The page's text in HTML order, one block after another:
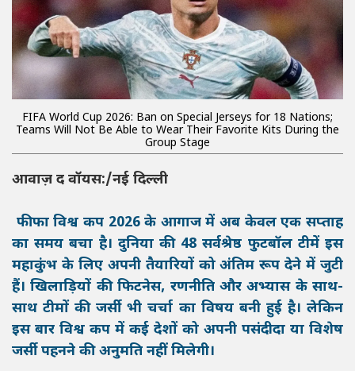
FIFA World Cup 2026: Ban on Special Jerseys for 18 Nations;
Teams Will Not Be Able to Wear Their Favorite Kits During the
Group Stage
आवाज़ द वॉयस:/नई दिल्ली
फीफा विश्व कप 2026 के आगाज में अब केवल एक सप्ताह
का समय बचा है। दुनिया की 48 सर्वश्रेष्ठ फुटबॉल टीमें इस
महाकुंभ के लिए अपनी तैयारियों को अंतिम रूप देने में जुटी
हैं। खिलाड़ियों की फिटनेस, रणनीति और अभ्यास के साथ-
साथ टीमों की जर्सी भी चर्चा का विषय बनी हुई है। लेकिन
इस बार विश्व कप में कई देशों को अपनी पसंदीदा या विशेष
जर्सी पहनने की अनुमति नहीं मिलेगी।